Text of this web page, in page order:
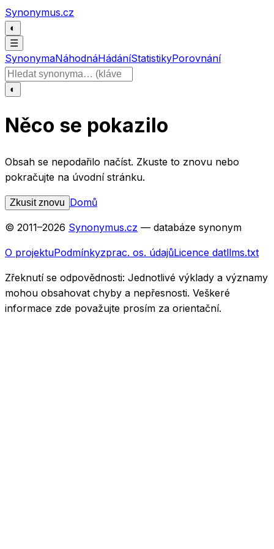
Přeskočit na obsah
Synonymus.cz
◐
☰
SynonymaNáhodnáHádáníStatistikyPorovnání
Hledat slovo
◐
Něco se pokazilo
Obsah se nepodařilo načíst. Zkuste to znovu nebo
pokračujte na úvodní stránku.
Zkusit znovu Domů
© 2011–2026 Synonymus.cz — databáze synonym
O projektuPodmínkyzprac. os. údajůLicence datllms.txt
Zřeknutí se odpovědnosti: Jednotlivé výklady a významy
mohou obsahovat chyby a nepřesnosti. Veškeré
informace zde považujte prosím za orientační.